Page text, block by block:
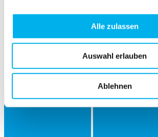
Alle zulassen
Auswahl erlauben
Ablehnen
Kontakt